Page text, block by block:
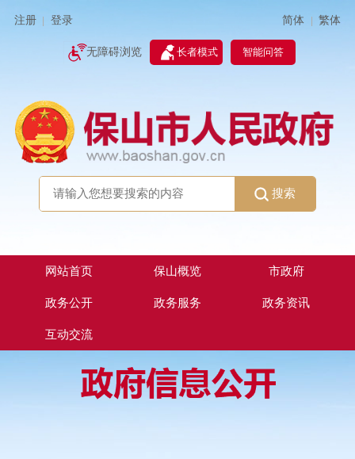
注册 登录 简体 | 繁体
无障碍浏览 长者模式 智能问答
搜索
网站首页 保山概览 市政府
政务公开 政务服务 政务资讯
互动交流